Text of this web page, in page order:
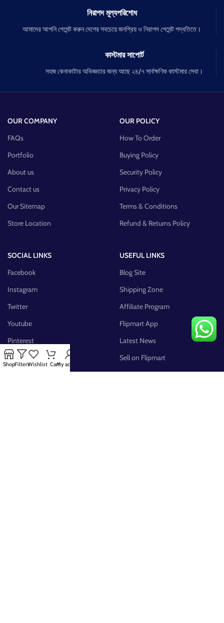
নিরাপদ মূল্যপরিশোধ
আমাদের আপনি পেমেন্ট করুন দেশের সবচেয়ে জনপ্রিয় ও নিরাপদ পেমেন্ট পদ্ধতিতে।
কাস্টমার সাপোর্ট
সহজ কেনাকাটার অভিজ্ঞতার জন্য আছে ২৪/৭ সার্বক্ষণিক কাস্টমার সেবা।
OUR COMPANY
FAQs
Portfolio
About us
Contact us
Our Sitemap
Store Location
OUR POLICY
How To Order
Buying Policy
Security Policy
Privacy Policy
Terms & Conditions
Refund & Returns Policy
SOCIAL LINKS
Facebook
Instagram
Twitter
Youtube
Pinterest
FB Group
USEFUL LINKS
Blog Site
Shipping Zone
Affiliate Program
Flipmart App
Latest News
Sell on Flipmart
ShopFiltersWishlist CartMy account